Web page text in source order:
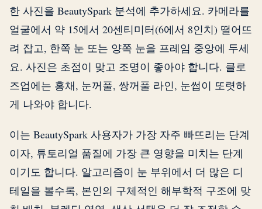
한 사진을 BeautySpark 분석에 추가하세요. 카메라를
얼굴에서 약 15에서 20센티미터(6에서 8인치) 떨어뜨
려 잡고, 한쪽 눈 또는 양쪽 눈을 프레임 중앙에 두세
요. 사진은 초점이 맞고 조명이 좋아야 합니다. 클로
즈업에는 홍채, 눈꺼풀, 쌍꺼풀 라인, 눈썹이 또렷하
게 나와야 합니다.
이는 BeautySpark 사용자가 가장 자주 빠뜨리는 단계
이자, 튜토리얼 품질에 가장 큰 영향을 미치는 단계
이기도 합니다. 알고리즘이 눈 부위에서 더 많은 디
테일을 볼수록, 본인의 구체적인 해부학적 구조에 맞